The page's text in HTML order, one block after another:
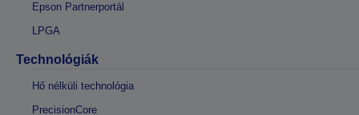
Epson Partnerportál
LPGA
Technológiák
Hő nélküli technológia
PrecisionCore